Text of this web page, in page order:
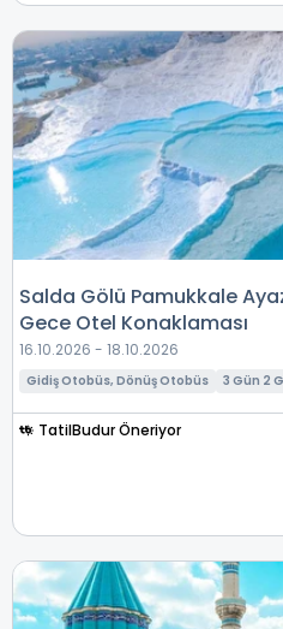
Salda Gölü Pamukkale
Gece Otel Konaklaması
16.10.2026 - 18.10.2026
Gidiş Otobüs, Dönüş Otobüs 3 Gün 2
TatilBudur Öneriyor